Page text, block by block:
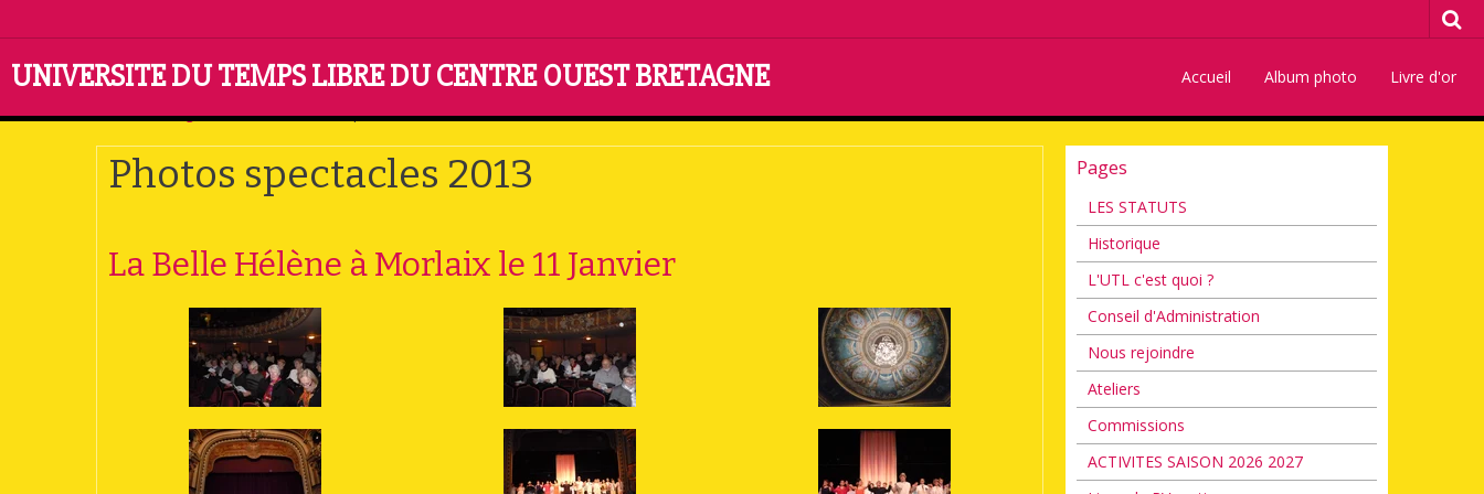
UNIVERSITE DU TEMPS LIBRE DU CENTRE OUEST BRETAGNE Accueil Album photo Livre d'or
Accueil Pages cachées Photos spectacles 2013
Photos spectacles 2013
La Belle Hélène à Morlaix le 11 Janvier
Pages
LES STATUTS
Historique
L'UTL c'est quoi ?
Conseil d'Administration
Nous rejoindre
Ateliers
Commissions
ACTIVITES SAISON 2026 2027